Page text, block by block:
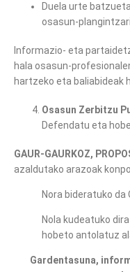
Duela urte
osasun-
Informazio- eta
hala osasun-
hartzeko eta baliabideak
Osasun Zerbitzu
Defendatu eta
GAUR-GAURKOZ,
azaldutako arazoak
Nora bideratuko
Nola kudeatuko
hobeto antolatuz
Gardentasuna,